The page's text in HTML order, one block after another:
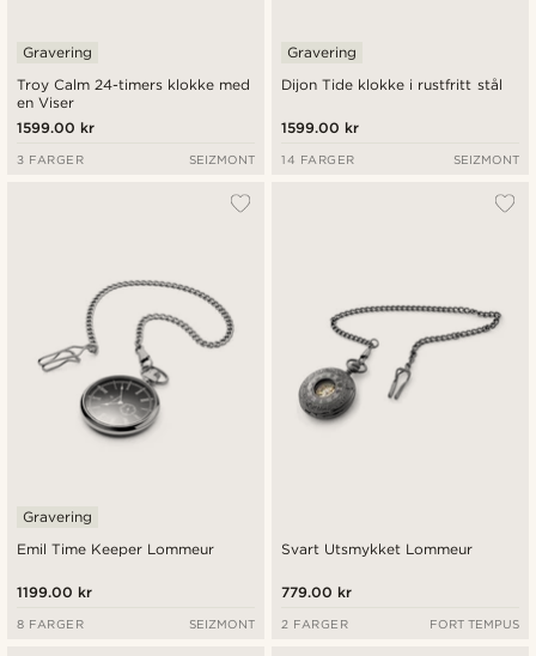
Troy Calm 24-timers klokke med
en Viser
Gravering
1599.00 kr
3 FARGER SEIZMONT
Dijon Tide klokke i rustfritt stål
Gravering
1599.00 kr
14 FARGER SEIZMONT
Emil Time Keeper Lommeur
Gravering
1199.00 kr
8 FARGER SEIZMONT
Svart Utsmykket Lommeur
779.00 kr
2 FARGER FORT TEMPUS